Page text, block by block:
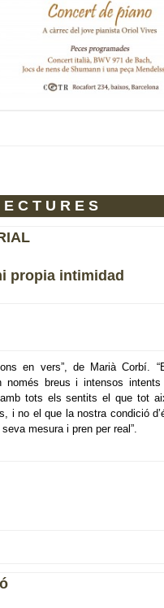
propia intimidad
en vers”, de Marià Corbí.
només breus i intensos
tots els sentits el que tot
i no el que la nostra condició
mesura i pren per real”.